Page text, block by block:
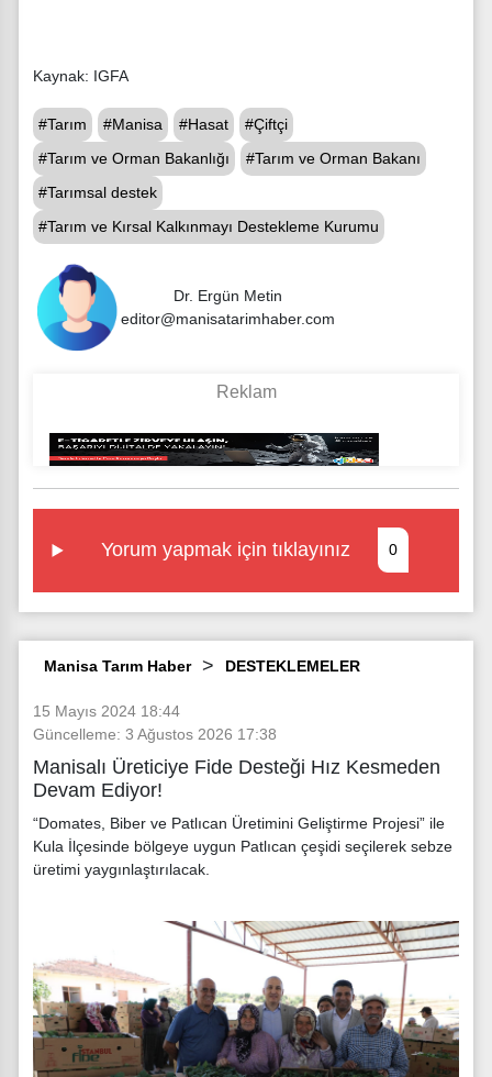
Kaynak: IGFA
#Tarım #Manisa #Hasat
#Çiftçi
#Tarım ve Orman Bakanlığı
#Tarım ve Orman Bakanı
#Tarımsal destek
#Tarım ve Kırsal Kalkınmayı Destekleme Kurumu
Dr. Ergün Metin
editor@manisatarimhaber.com
Yorum yapmak için tıklayınız 0
Manisa Tarım Haber DESTEKLEMELER
15 Mayıs 2024 18:44
Güncelleme: 3 Ağustos 2026 17:38
Manisalı Üreticiye Fide Desteği Hız Kesmeden
Devam Ediyor!
“Domates, Biber ve Patlıcan Üretimini Geliştirme Projesi” ile
Kula İlçesinde bölgeye uygun Patlıcan çeşidi seçilerek sebze
üretimi yaygınlaştırılacak.